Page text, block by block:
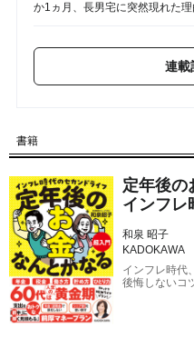
か1ヵ月、長男宅に突然現れた理
「今年も全部お願いね」娘夫
円・貯蓄2,600万円〉60代夫婦
孤独の中で失った「40万円と自
「やっぱり娘の子が一番可愛
露骨な“孫差別”を続けた79歳女
得」 NEW 2026/08/08
連載
書籍
定年後の
インフレ
和泉 昭子
KADOKAWA
インフレ時代
後悔しないコ